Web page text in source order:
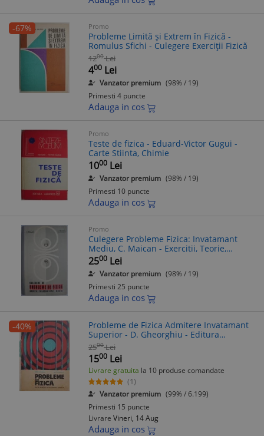
-67% Promo
Probleme Limită și Extrem în Fizică -
Romulus Sfichi - Culegere Exerciții Fizică
1200 Lei
400 Lei
Vanzator premium (98% / 19)
Primesti 4 puncte
Adauga in cos
Promo
Teste de fizica - Eduard-Victor Gugui -
Carte Stiinta, Chimie
1000 Lei
Vanzator premium (98% / 19)
Primesti 10 puncte
Adauga in cos
Promo
Culegere Probleme Fizica: Invatamant
Mediu, C. Maican - Exercitii, Teorie,
Gradinita, Liceu
2500 Lei
Vanzator premium (98% / 19)
Primesti 25 puncte
Adauga in cos
-40%
Probleme de Fizica Admitere Invatamant
Superior - D. Gheorghiu - Editura
Didactica si Pedagogica - Culegere
Probleme Fizica
2500 Lei
1500 Lei
Livrare gratuita la 10 produse comandate
(1)
Vanzator premium (99% / 6.199)
Primesti 15 puncte
Livrare Vineri, 14 Aug
Adauga in cos